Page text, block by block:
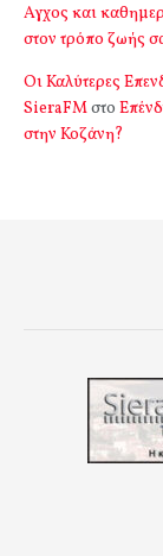
Αγχος και
στον τρόπο ζωής
Οι Καλύτερες
SieraFMστο
στην Κοζάνη?